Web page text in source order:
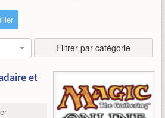
Filtrer par catégorie
et
2012